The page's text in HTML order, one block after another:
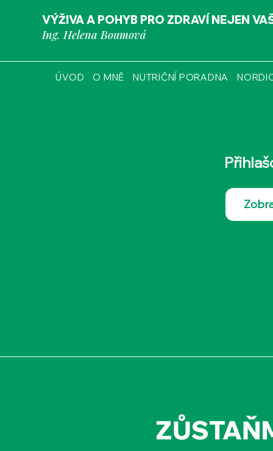
VÝŽIVA A POHYB PRO ZDRAVÍ NEJEN
Ing. Helena Boumová
ÚVOD O MNĚ NUTRIČNÍ PORADNA